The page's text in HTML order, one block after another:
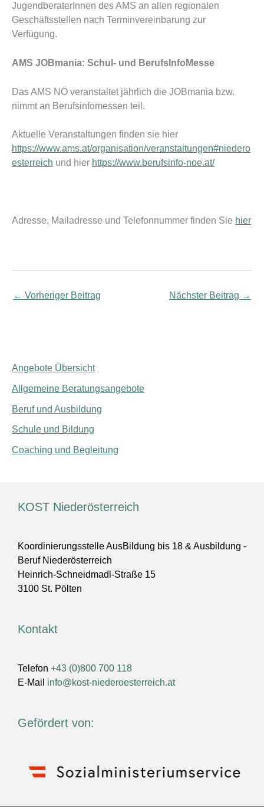
JugendberaterInnen des AMS an allen regionalen
Geschäftsstellen nach Terminvereinbarung zur
Verfügung.
AMS JOBmania: Schul- und BerufsInfoMesse
Das AMS NÖ veranstaltet jährlich die JOBmania bzw.
nimmt an Berufsinfomessen teil.
Aktuelle Veranstaltungen finden sie hier
https://www.ams.at/organisation/veranstaltungen#niedero
esterreich und hier https://www.berufsinfo-noe.at/
Adresse, Mailadresse und Telefonnummer finden Sie hier
← Vorheriger Beitrag Nächster Beitrag →
Angebote Übersicht
Allgemeine Beratungsangebote
Beruf und Ausbildung
Schule und Bildung
Coaching und Begleitung
KOST Niederösterreich
Koordinierungsstelle AusBildung bis 18 & Ausbildung -
Beruf Niederösterreich
Heinrich-Schneidmadl-Straße 15
3100 St. Pölten
Kontakt
Telefon +43 (0)800 700 118
E-Mail info@kost-niederoesterreich.at
Gefördert von: